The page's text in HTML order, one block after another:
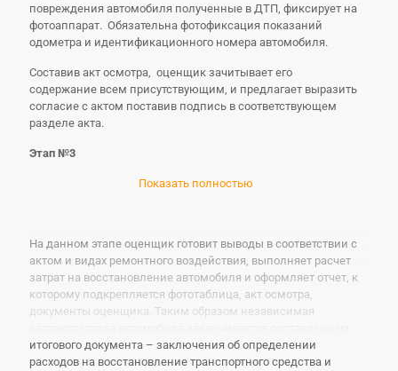
повреждения автомобиля полученные в ДТП, фиксирует на
фотоаппарат. Обязательна фотофиксация показаний
одометра и идентификационного номера автомобиля.
Составив акт осмотра, оценщик зачитывает его
содержание всем присутствующим, и предлагает выразить
согласие с актом поставив подпись в соответствующем
разделе акта.
Этап №3
Показать полностью
На данном этапе оценщик готовит выводы в соответствии с
актом и видах ремонтного воздействия, выполняет расчет
затрат на восстановление автомобиля и оформляет отчет, к
которому подкрепляется фототаблица, акт осмотра,
документы оценщика. Таким образом независимая
итогового документа – заключения об определении
расходов на восстановление транспортного средства и